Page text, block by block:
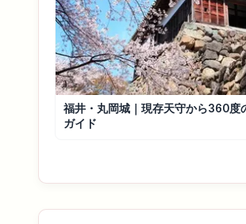
福井・丸岡城｜現存天守から360度
ガイド